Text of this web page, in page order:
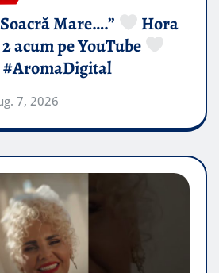
Mare….”
Hora
acum pe YouTube
7, 2026